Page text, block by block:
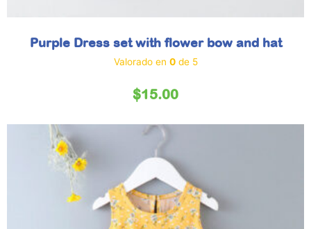
Purple Dress set with flower bow and hat
Valorado en 0de 5
$15.00